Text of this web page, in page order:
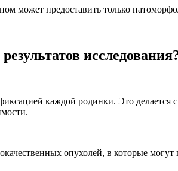
может предоставить только
каждой родинки. Это
опухолей, в которые могут